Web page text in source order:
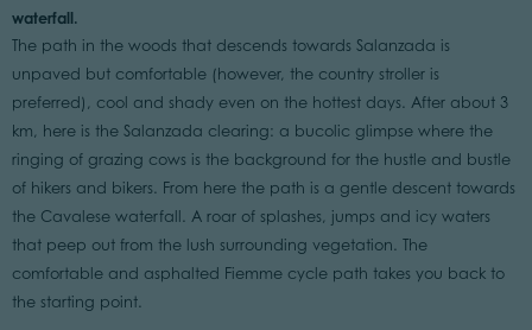
waterfall.
The path in the woods that descends towards Salanzada is
unpaved but comfortable (however, the country stroller is
preferred), cool and shady even on the hottest days. After about 3
km, here is the Salanzada clearing: a bucolic glimpse where the
ringing of grazing cows is the background for the hustle and bustle
of hikers and bikers. From here the path is a gentle descent towards
the Cavalese waterfall. A roar of splashes, jumps and icy waters
that peep out from the lush surrounding vegetation. The
comfortable and asphalted Fiemme cycle path takes you back to
the starting point.